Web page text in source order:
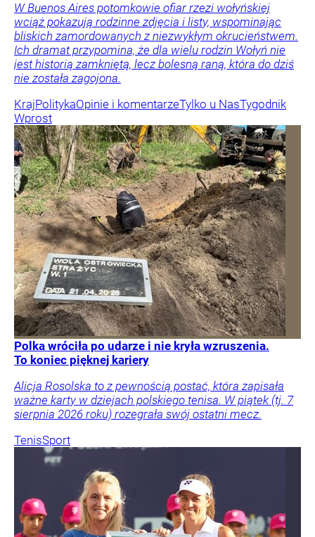
W Buenos Aires potomkowie ofiar rzezi wołyńskiej
wciąż pokazują rodzinne zdjęcia i listy, wspominając
bliskich zamordowanych z niezwykłym okrucieństwem.
Ich dramat przypomina, że dla wielu rodzin Wołyń nie
jest historią zamkniętą, lecz bolesną raną, która do dziś
nie została zagojona.
KrajPolitykaOpinie i komentarzeTylko u NasTygodnik
Wprost
Polka wróciła po udarze i nie kryła wzruszenia.
To koniec pięknej kariery
Alicja Rosolska to z pewnością postać, która zapisała
ważne karty w dziejach polskiego tenisa. W piątek (tj. 7
sierpnia 2026 roku) rozegrała swój ostatni mecz.
TenisSport